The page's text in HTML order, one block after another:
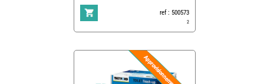
ref : 500573
2